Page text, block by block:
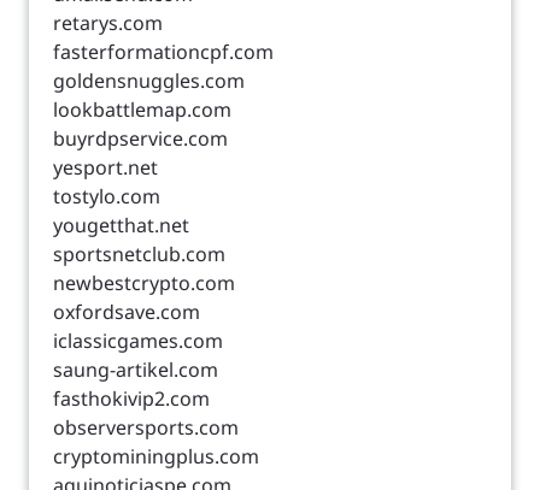
retarys.com
fasterformationcpf.com
goldensnuggles.com
lookbattlemap.com
buyrdpservice.com
yesport.net
tostylo.com
yougetthat.net
sportsnetclub.com
newbestcrypto.com
oxfordsave.com
iclassicgames.com
saung-artikel.com
fasthokivip2.com
observersports.com
cryptominingplus.com